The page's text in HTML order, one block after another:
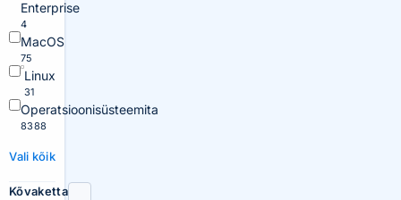
Enterprise
4
MacOS
75
Linux
31
Operatsioonisüsteemita
8388
Vali kõik
Kõvaketta